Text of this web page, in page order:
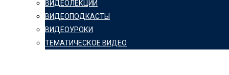
ВИДЕОЛЕКЦИИ
ВИДЕОПОДКАСТЫ
ВИДЕОУРОКИ
ТЕМАТИЧЕСКОЕ ВИДЕО